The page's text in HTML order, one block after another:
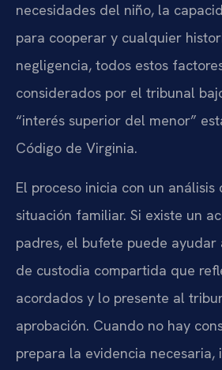
necesidades del niño, la
para cooperar y cualquier
negligencia, todos estos
considerados por el tribunal
“interés superior del menor”
Código de Virginia.
El proceso inicia con un
situación familiar. Si existe un
padres, el bufete puede
de custodia compartida que
acordados y lo presente al
aprobación. Cuando no hay
prepara la evidencia necesaria,